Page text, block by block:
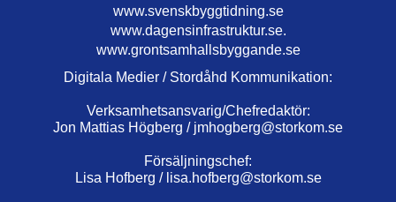
www.svenskbyggtidning.se
www.dagensinfrastruktur.se.
www.grontsamhallsbyggande.se
Digitala Medier / Stordåhd Kommunikation:
Verksamhetsansvarig/Chefredaktör:
Jon Mattias Högberg / jmhogberg@storkom.se
Försäljningschef:
Lisa Hofberg / lisa.hofberg@storkom.se